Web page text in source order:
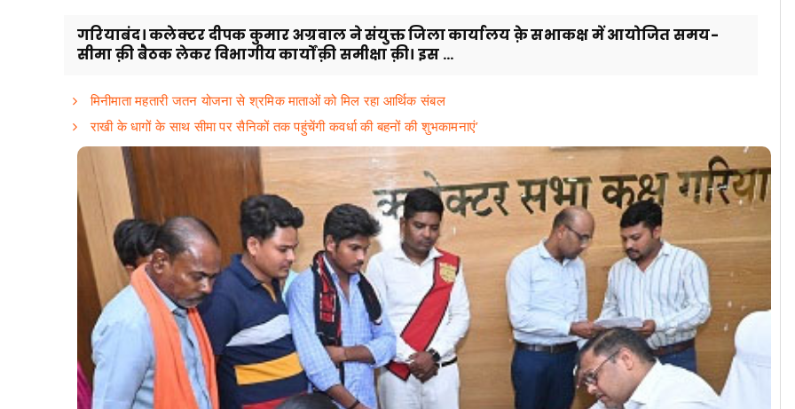
गरियाबंद। कलेक्टर दीपक कुमार अग्रवाल ने संयुक्त जिला कार्यालय क़े सभाकक्ष में आयोजित समय-
सीमा क़ी बैठक लेकर विभागीय कार्यों क़ी समीक्षा क़ी। इस ...
मिनीमाता महतारी जतन योजना से श्रमिक माताओं को मिल रहा आर्थिक संबल
राखी के धागों के साथ सीमा पर सैनिकों तक पहुंचेंगी कवर्धा की बहनों की शुभकामनाएं’